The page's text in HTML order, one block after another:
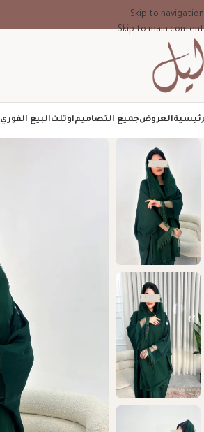
Skip to navigation
Skip to main content
العروضجميع التصاميماوتلتالبيع الفوري